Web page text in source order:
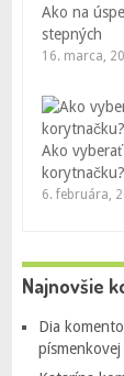
Ako na
stepných
16. marca,
Ako
korytnačku?
6. februára,
Najnovšie
Dia